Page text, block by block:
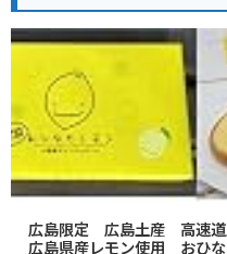
広島限定 広島土産 高速
広島県産レモン使用 おひ